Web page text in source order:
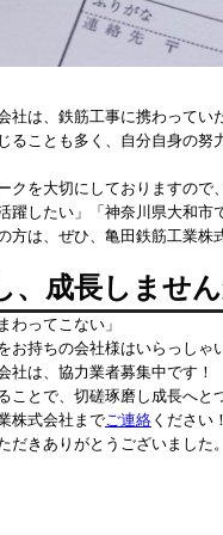
社は、鉄筋工事に携わってい
ることも多く、自分自身の
クを大切にしておりますので
躍したい」「神奈川県大和市
方は、ぜひ、亀田鉄筋工業株
、成長しませ
わってこない」
お持ちの会社様はいらっしゃ
社は、協力業者募集中です！
ことで、切磋琢磨し成長へと
株式会社までご連絡 ください！
だきありがとうございました。